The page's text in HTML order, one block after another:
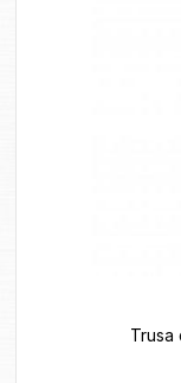
Trusa